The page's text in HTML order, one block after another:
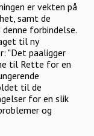
er vekten på
samt de
forbindelse.
til ny
"Det paaligger
til Rette for en
til de
for en slik
og